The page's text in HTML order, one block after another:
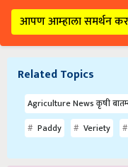
आपण आम्हाला समर्थन
Related Topics
Agriculture News कृषी
Paddy
Veriety